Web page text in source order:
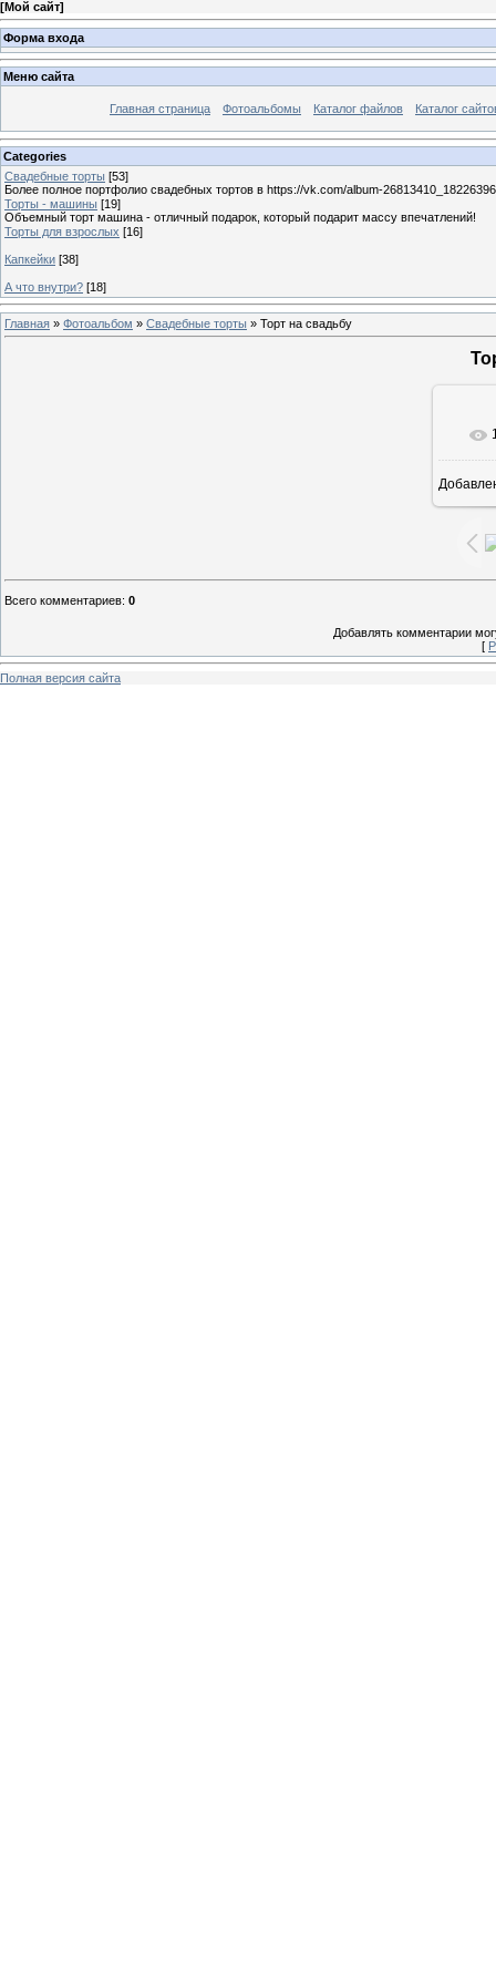
[Мой сайт]
Форма входа
Меню сайта
Главная страница Фотоальбомы Каталог файлов Каталог
Categories
Свадебные торты [53]
Более полное портфолио свадебных тортов в https://vk.com/album-
Торты - машины [19]
Объемный торт машина - отличный подарок, который подарит массу впечатлений!
Торты для взрослых [16]
Капкейки [38]
А что внутри? [18]
Главная » Фотоальбом » Свадебные торты » Торт на свадьбу
Всего комментариев: 0
Добавлять комментарии
[
Полная версия сайта